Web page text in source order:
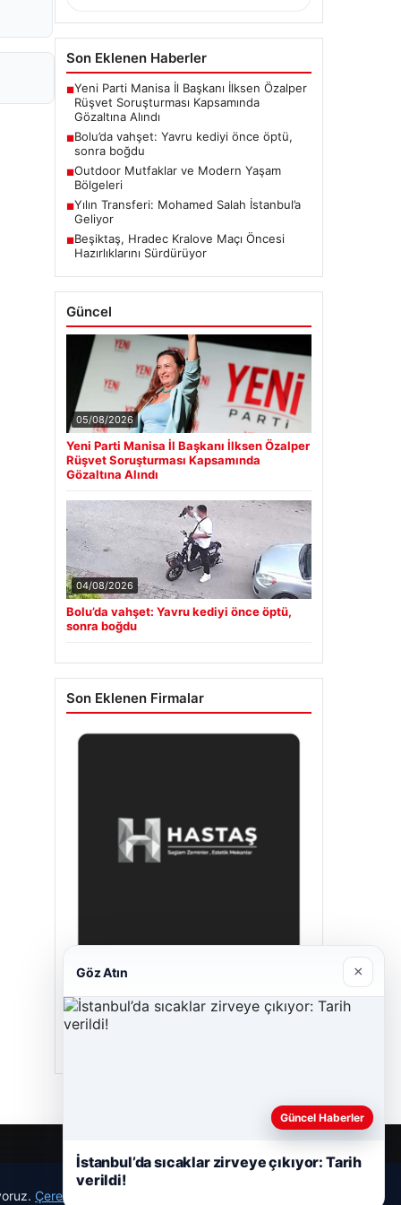
Son Eklenen Haberler
■Yeni Parti Manisa İl Başkanı İlksen Özalper
Rüşvet Soruşturması Kapsamında
Gözaltına Alındı
■Bolu’da vahşet: Yavru kediyi önce öptü,
sonra boğdu
■Outdoor Mutfaklar ve Modern Yaşam
Bölgeleri
■Yılın Transferi: Mohamed Salah İstanbul’a
Geliyor
■Beşiktaş, Hradec Kralove Maçı Öncesi
Hazırlıklarını Sürdürüyor
Güncel
05/08/2026
Yeni Parti Manisa İl Başkanı İlksen Özalper
Rüşvet Soruşturması Kapsamında
Gözaltına Alındı
04/08/2026
Bolu’da vahşet: Yavru kediyi önce öptü,
sonra boğdu
Son Eklenen Firmalar
29/04/2026
Çerez Politikamız
Göz Atın ×
Güncel Haberler
İstanbul’da sıcaklar zirveye çıkıyor: Tarih
verildi!